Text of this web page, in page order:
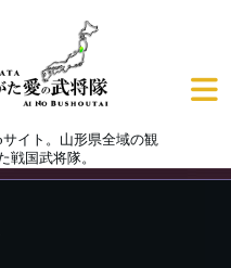
イト。山形県全域の観
戦国武将隊。